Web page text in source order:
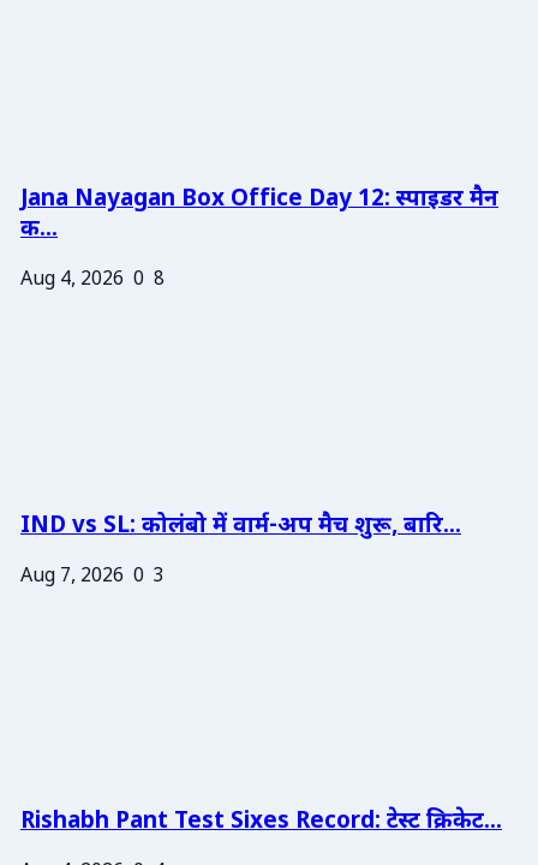
Jana Nayagan Box Office Day 12: स्पाइडर मैन
क...
Aug 4, 2026 0 8
IND vs SL: कोलंबो में वार्म-अप मैच शुरू, बारि...
Aug 7, 2026 0 3
Rishabh Pant Test Sixes Record: टेस्ट क्रिकेट...